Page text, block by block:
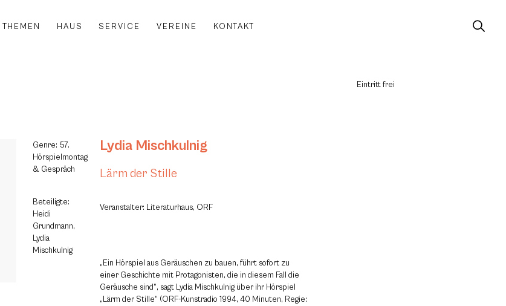
THEMEN HAUS SERVICE VEREINE KONTAKT
Eintritt frei
Genre: 57.
Hörspielmontag
& Gespräch
Beteiligte:
Heidi
Grundmann,
Lydia
Mischkulnig
Lydia Mischkulnig
Lärm der Stille
Veranstalter: Literaturhaus, ORF
„Ein Hörspiel aus Geräuschen zu bauen, führt sofort zu
einer Geschichte mit Protagonisten, die in diesem Fall die
Geräusche sind“, sagt Lydia Mischkulnig über ihr Hörspiel
„Lärm der Stille“ (ORF-Kunstradio 1994, 40 Minuten, Regie: